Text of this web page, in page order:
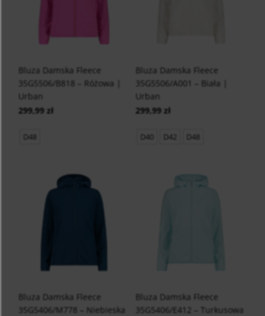
Bluza Damska Fleece
35G5506/B818 – Różowa |
Urban
299,99 zł
D48
Bluza Damska Fleece
35G5506/A001 – Biała |
Urban
299,99 zł
D40 D42 D48
Bluza Damska Fleece
35G5406/M778 – Niebieska
Bluza Damska Fleece
35G5406/E412 – Turkusowa